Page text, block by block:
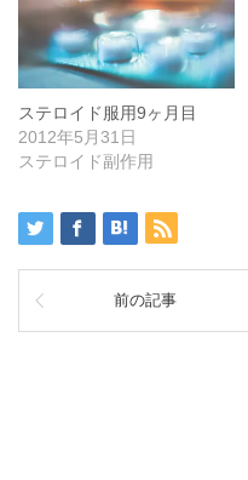
ステロイド服用9ヶ月目
2012年5月31日
ステロイド副作用
前の記事